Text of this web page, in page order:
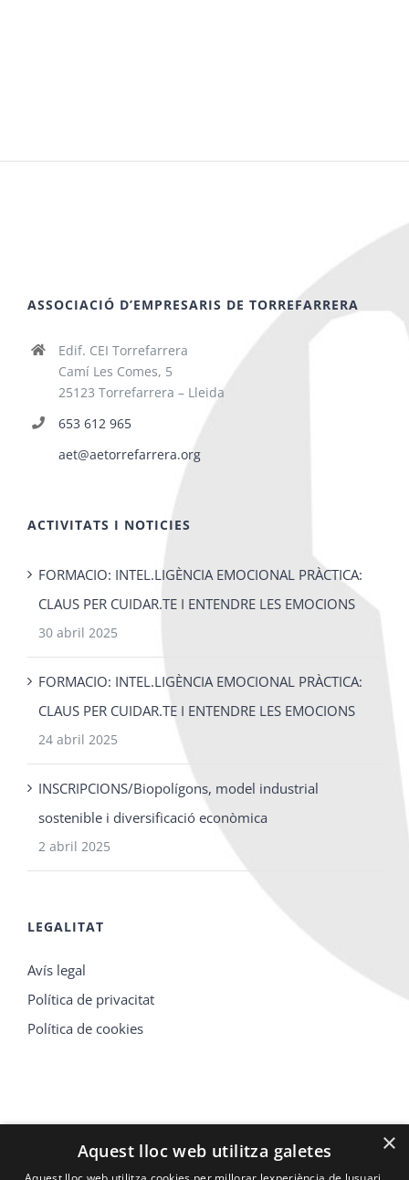
ASSOCIACIÓ D’EMPRESARIS DE TORREFARRERA
Edif. CEI Torrefarrera
Camí Les Comes, 5
25123 Torrefarrera – Lleida
653 612 965
aet@aetorrefarrera.org
ACTIVITATS I NOTICIES
FORMACIO: INTEL.LIGÈNCIA EMOCIONAL PRÀCTICA:
CLAUS PER CUIDAR.TE I ENTENDRE LES EMOCIONS
30 abril 2025
FORMACIO: INTEL.LIGÈNCIA EMOCIONAL PRÀCTICA:
CLAUS PER CUIDAR.TE I ENTENDRE LES EMOCIONS
24 abril 2025
INSCRIPCIONS/Biopolígons, model industrial
sostenible i diversificació econòmica
2 abril 2025
LEGALITAT
Avís legal
Política de privacitat
Política de cookies
×
Aquest lloc web utilitza galetes